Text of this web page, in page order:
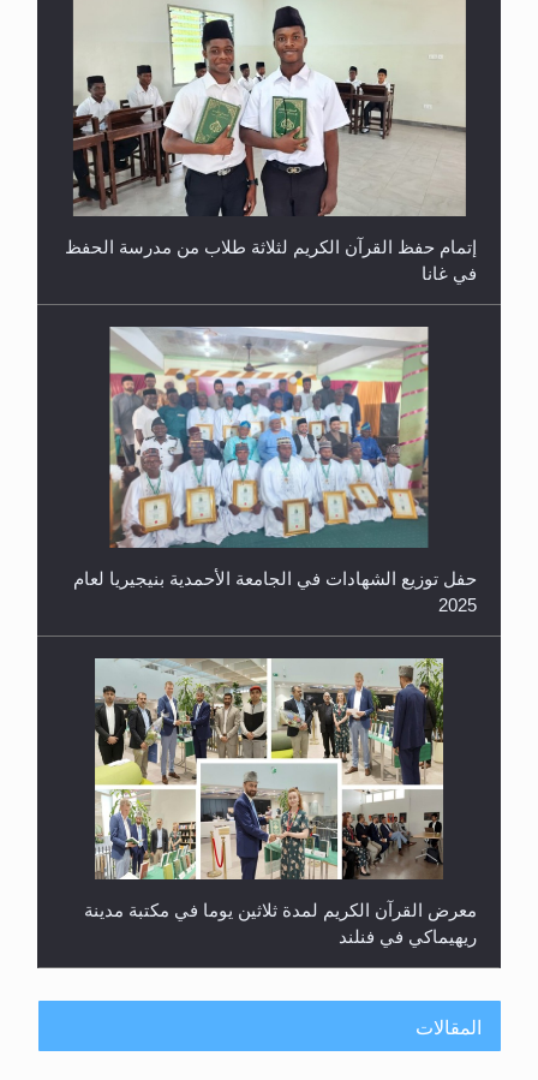
حفل توزيع الشهادات في الجامعة الأحمدية بنيجيريا لعام
2025
معرض القرآن الكريم لمدة ثلاثين يوما في مكتبة مدينة
ريهيماكي في فنلند
ندوة حول نظام الوصية في الجماعة الأحمدية في
شيتاغونغ – بنغلاديش
المقالات